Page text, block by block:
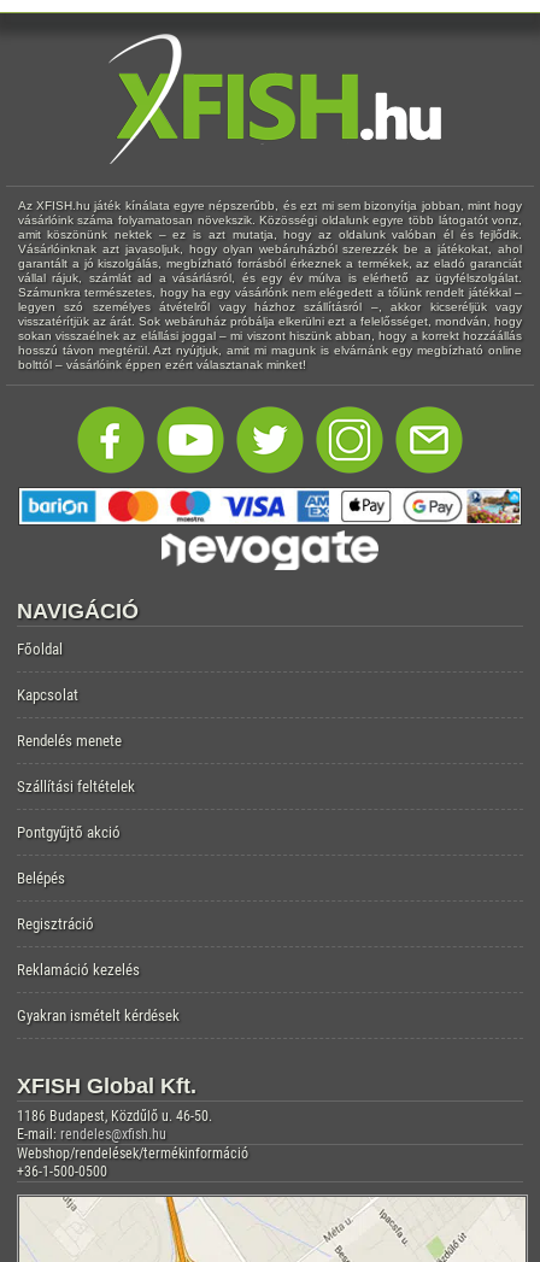
Az XFISH.hu játék kínálata egyre népszerűbb, és ezt mi sem bizonyítja jobban, mint hogy
vásárlóink száma folyamatosan növekszik. Közösségi oldalunk egyre több látogatót vonz,
amit köszönünk nektek – ez is azt mutatja, hogy az oldalunk valóban él és fejlődik.
Vásárlóinknak azt javasoljuk, hogy olyan webáruházból szerezzék be a játékokat, ahol
garantált a jó kiszolgálás, megbízható forrásból érkeznek a termékek, az eladó garanciát
vállal rájuk, számlát ad a vásárlásról, és egy év múlva is elérhető az ügyfélszolgálat.
Számunkra természetes, hogy ha egy vásárlónk nem elégedett a tőlünk rendelt játékkal –
legyen szó személyes átvételről vagy házhoz szállításról –, akkor kicseréljük vagy
visszatérítjük az árát. Sok webáruház próbálja elkerülni ezt a felelősséget, mondván, hogy
sokan visszaélnek az elállási joggal – mi viszont hiszünk abban, hogy a korrekt hozzáállás
hosszú távon megtérül. Azt nyújtjuk, amit mi magunk is elvárnánk egy megbízható online
bolttól – vásárlóink éppen ezért választanak minket!
NAVIGÁCIÓ
Főoldal
Kapcsolat
Rendelés menete
Szállítási feltételek
Pontgyűjtő akció
Belépés
Regisztráció
Reklamáció kezelés
Gyakran ismételt kérdések
XFISH Global Kft.
1186 Budapest, Közdűlő u. 46-50.
E-mail: rendeles@xfish.hu
Webshop/rendelések/termékinformáció
+36-1-500-0500